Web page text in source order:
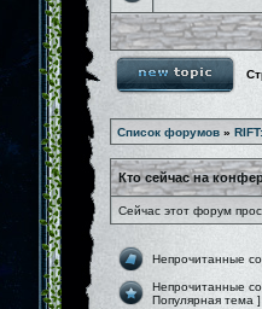
Список форумов »
Кто сейчас на
Сейчас этот форум
Непрочитанные
Непрочитанные
Популярная тема ]